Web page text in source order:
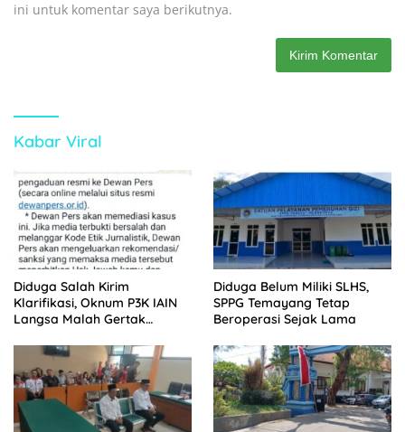
ini untuk komentar saya berikutnya.
Kabar Viral
Diduga Salah Kirim
Klarifikasi, Oknum P3K IAIN
Langsa Malah Gertak
Diduga Belum Miliki SLHS,
SPPG Temayang Tetap
Beroperasi Sejak Lama